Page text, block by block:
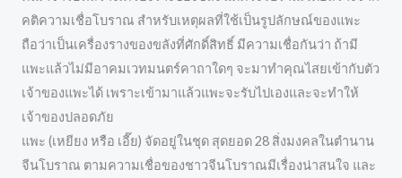
คติความเชื่อโบราณ สำหรับเหตุผลที่ใช้เป็นรูปลักษณ์ของแพะ
ถือว่าเป็นเครื่องรางของขลังที่ศักดิ์สิทธิ์ มีความเชื่อกันว่า ถ้ามี
แพะแล้วไม่มีอาคมเวทมนตร์คาถาใดๆ จะมาทำคุณไสยเข้ากับตัว
เจ้าของแพะได้ เพราะเข้ามาแล้วแพะจะรับไปเองและจะทำให้
เจ้าของปลอดภัย
แพะ (เหยียง หรือ เอี๊ย) จัดอยู่ในชุด สุดยอด 28 สิ่งมงคลในตำนาน
จีนโบราณ ตามความเชื่อของชาวจีนโบราณมีเรื่องน่าสนใจ และ